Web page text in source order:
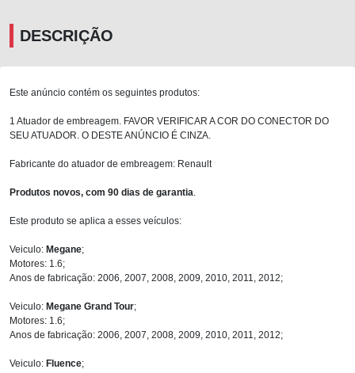
DESCRIÇÃO
Este anúncio contém os seguintes produtos:
1 Atuador de embreagem. FAVOR VERIFICAR A COR DO CONECTOR DO
SEU ATUADOR. O DESTE ANÚNCIO É CINZA.
Fabricante do atuador de embreagem: Renault
Produtos novos, com 90 dias de garantia
Este produto se aplica a esses veículos:
Veiculo: Megane;
Motores: 1.6;
Anos de fabricação: 2006, 2007, 2008, 2009, 2010, 2011, 2012;
Veiculo: Megane Grand Tour;
Motores: 1.6;
Anos de fabricação: 2006, 2007, 2008, 2009, 2010, 2011, 2012;
Veiculo: Fluence;